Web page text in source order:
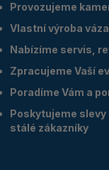
Provozujeme
Vlastní výroba
Nabízíme servis,
Zpracujeme Vaší
Poradíme Vám a
Poskytujeme
stálé zákazníky